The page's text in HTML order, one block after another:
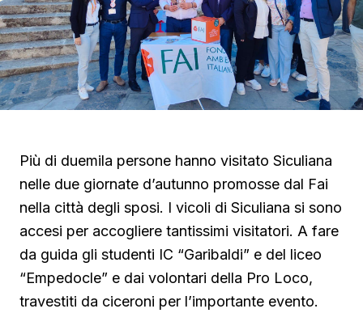
Più di duemila persone hanno visitato Siculiana
nelle due giornate d’autunno promosse dal Fai
nella città degli sposi. I vicoli di Siculiana si sono
accesi per accogliere tantissimi visitatori. A fare
da guida gli studenti IC “Garibaldi” e del liceo
“Empedocle” e dai volontari della Pro Loco,
travestiti da ciceroni per l’importante evento.